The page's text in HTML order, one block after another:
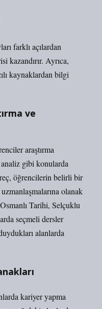
farklı açılardan
kazandırır. Ayrıca,
kaynaklardan bilgi
ve
araştırma
gibi konularda
öğrencilerin belirli bir
olanak
Tarihi, Selçuklu
seçmeli dersler
alanlarda
kariyer yapma